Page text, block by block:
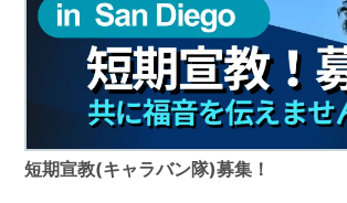
短期宣教(キャラバン隊)募集！